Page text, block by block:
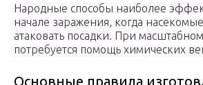
Народные способы наиболее
начале заражения, когда
атаковать посадки. При
потребуется помощь химических
Основные правила